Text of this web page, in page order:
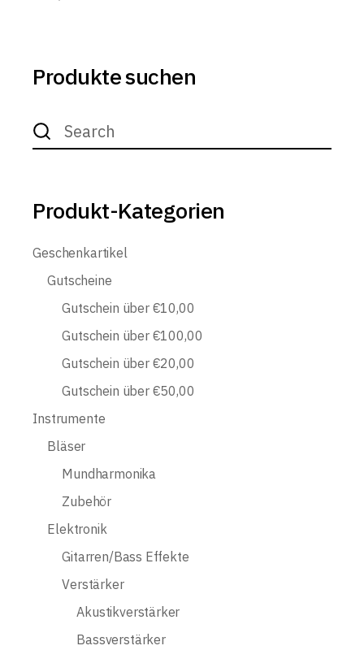
Produkte suchen
Search
for:
Produkt-Kategorien
Geschenkartikel
Gutscheine
Gutschein über €10,00
Gutschein über €100,00
Gutschein über €20,00
Gutschein über €50,00
Instrumente
Bläser
Mundharmonika
Zubehör
Elektronik
Gitarren/Bass Effekte
Verstärker
Akustikverstärker
Bassverstärker